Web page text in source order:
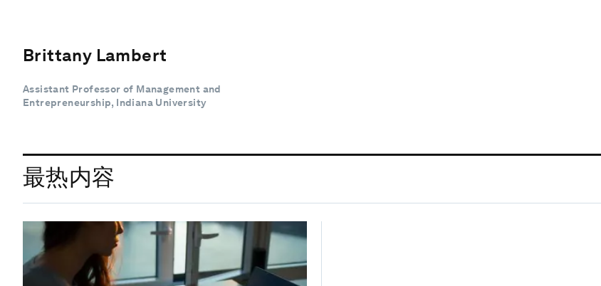
Brittany Lambert
Assistant Professor of Management and
Entrepreneurship, Indiana University
最热内容